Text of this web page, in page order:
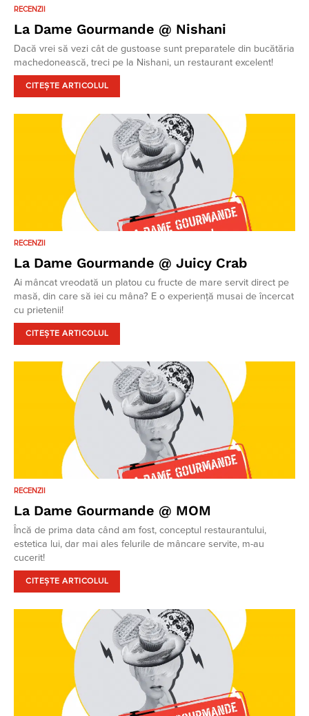
RECENZII
La Dame Gourmande @ Nishani
Dacă vrei să vezi cât de gustoase sunt preparatele din bucătăria
machedonească, treci pe la Nishani, un restaurant excelent!
CITEȘTE ARTICOLUL
RECENZII
La Dame Gourmande @ Juicy Crab
Ai mâncat vreodată un platou cu fructe de mare servit direct pe
masă, din care să iei cu mâna? E o experiență musai de încercat
cu prietenii!
CITEȘTE ARTICOLUL
RECENZII
La Dame Gourmande @ MOM
Încă de prima data când am fost, conceptul restaurantului,
estetica lui, dar mai ales felurile de mâncare servite, m-au
cucerit!
CITEȘTE ARTICOLUL